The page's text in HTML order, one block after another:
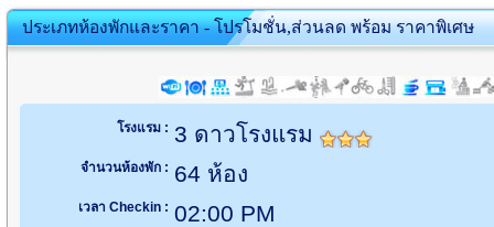
ประเภทห้องพักและราคา - โปรโมชั่น,ส่วนลด พร้อม ราคาพิเศษ
โรงแรม : 3 ดาวโรงแรม
จำนวนห้องพัก : 64 ห้อง
เวลา Checkin : 02:00 PM